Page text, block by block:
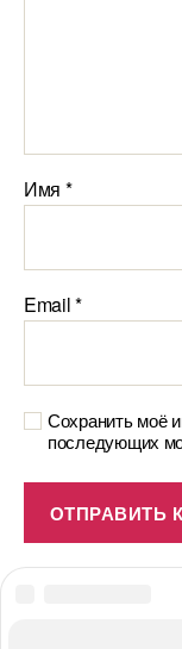
Имя *
Email*
Сохранить моё
последующих